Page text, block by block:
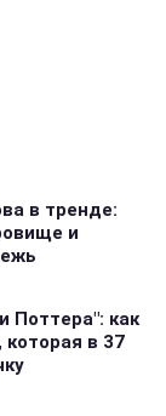
в тренде:
и
Поттера": как
в 37